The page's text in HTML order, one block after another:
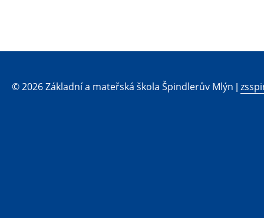
© 2026 Základní a mateřská škola Špindlerův Mlýn |